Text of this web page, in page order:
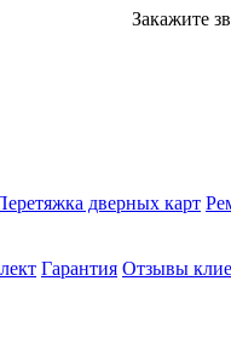
Закажите
дверных карт
Гарантия Отзывы